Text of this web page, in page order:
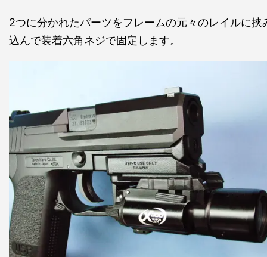
2つに分かれたパーツをフレームの元々のレイルに挟
込んで装着六角ネジで固定します。